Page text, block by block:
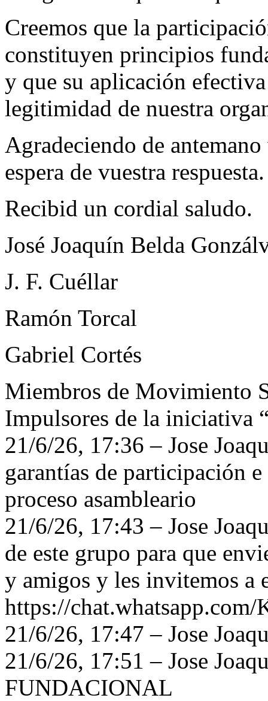
Creemos que la
constituyen principios
y que su aplicación
legitimidad de nuestra
Agradeciendo de
espera de vuestra respuesta.
Recibid un cordial saludo.
José Joaquín Belda
J. F. Cuéllar
Ramón Torcal
Gabriel Cortés
Miembros de Movimiento
Impulsores de la iniciativa
21/6/26, 17:36 – Jose
garantías de participación
proceso asambleario
21/6/26, 17:43 – Jose
de este grupo para que
y amigos y les invitemos a
https://
21/6/26, 17:47 – Jose
21/6/26, 17:51 – Jose
FUNDACIONAL